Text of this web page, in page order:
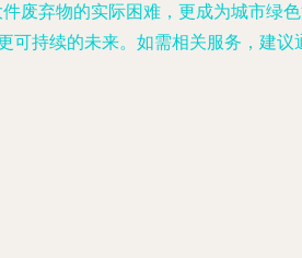
废弃物的实际困难，更成为城市绿
可持续的未来。如需相关服务，建